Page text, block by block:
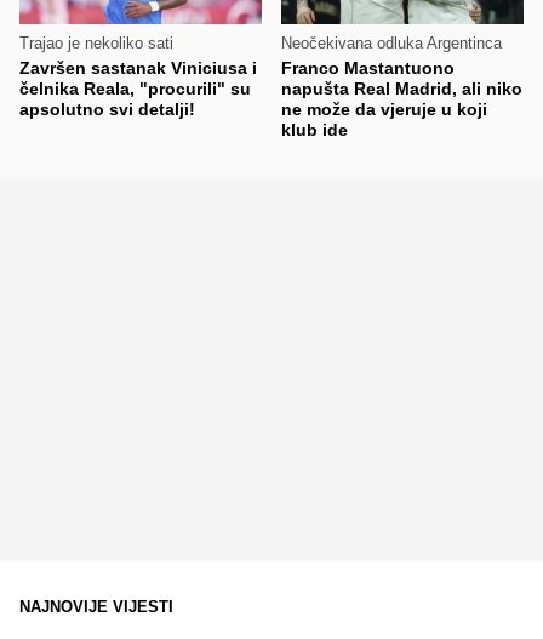
Trajao je nekoliko sati
Završen sastanak Viniciusa i
čelnika Reala, "procurili" su
apsolutno svi detalji!
Neočekivana odluka Argentinca
Franco Mastantuono
napušta Real Madrid, ali niko
ne može da vjeruje u koji
klub ide
NAJNOVIJE VIJESTI